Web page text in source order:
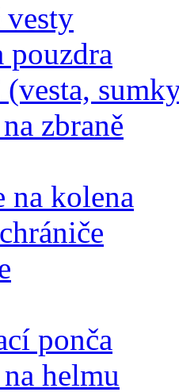
pouzdra
zbraně
na kolena
ponča
helmu